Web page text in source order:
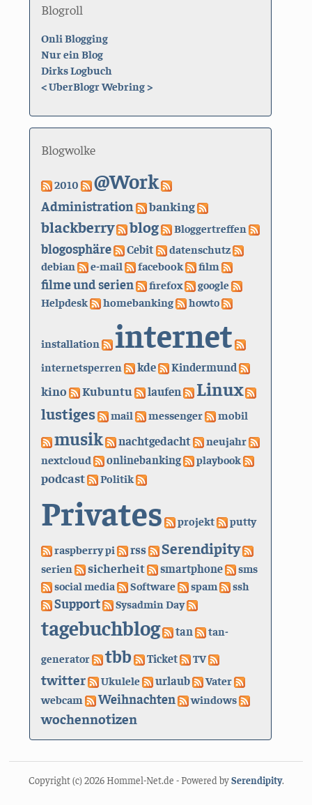
Blogroll
Onli Blogging
Nur ein Blog
Dirks Logbuch
<UberBlogr Webring>
Blogwolke
2010 @Work
Administration banking
blackberry blog Bloggertreffen
blogosphäre Cebit datenschutz
debian e-mail facebook film
filme und serien firefox
google
Helpdesk
homebanking howto
installation internet
internetsperren kde Kindermund
kino Kubuntu laufen Linux
lustiges mail messenger mobil
musik nachtgedacht neujahr
nextcloud onlinebanking playbook
podcast Politik
Privates projekt putty
raspberry pi rss Serendipity
serien sicherheit smartphone
sms
social media
Software spam ssh
Support Sysadmin Day
tagebuchblog tan
tan-
generator
tbb Ticket TV
twitter Ukulele urlaub
Vater
webcam
Weihnachten windows
wochennotizen
Copyright (c) 2026 Hommel-Net.de - Powered bySerendipity.